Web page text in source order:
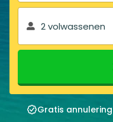
2 volwassenen
Gratis annulering